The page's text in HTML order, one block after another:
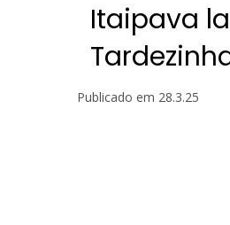
Itaipava
Publicado em 28.3.25